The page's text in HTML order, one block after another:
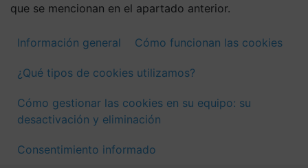
que se mencionan en el apartado anterior.
Información general Cómo funcionan las cookies
¿Qué tipos de cookies utilizamos?
Cómo gestionar las cookies en su equipo: su
desactivación y eliminación
Consentimiento informado